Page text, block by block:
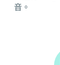
音。